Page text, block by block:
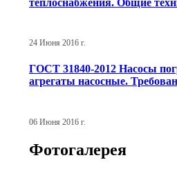
24 Июня 2016 г.
ГОСТ 31840-2012 Насосы
агрегаты насосные.
06 Июня 2016 г.
Фотогалерея